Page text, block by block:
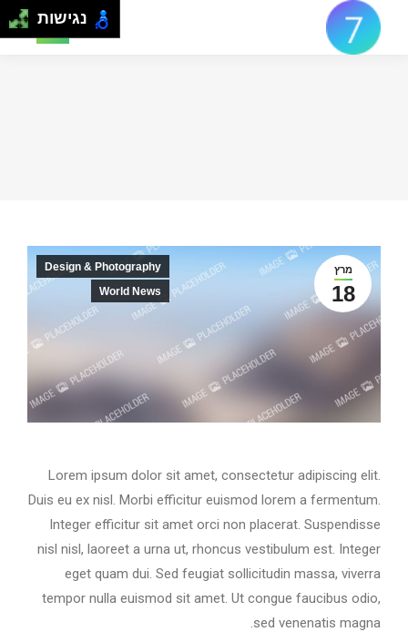
Search:
מרץ
18
Design & Photography
World News
Lorem ipsum dolor sit amet, consectetur adipiscing elit.
Duis eu ex nisl. Morbi efficitur euismod lorem a fermentum.
Integer efficitur sit amet orci non placerat. Suspendisse
nisl nisl, laoreet a urna ut, rhoncus vestibulum est. Integer
eget quam dui. Sed feugiat sollicitudin massa, viverra
tempor nulla euismod sit amet. Ut congue faucibus odio,
sed venenatis magna.
נגישות